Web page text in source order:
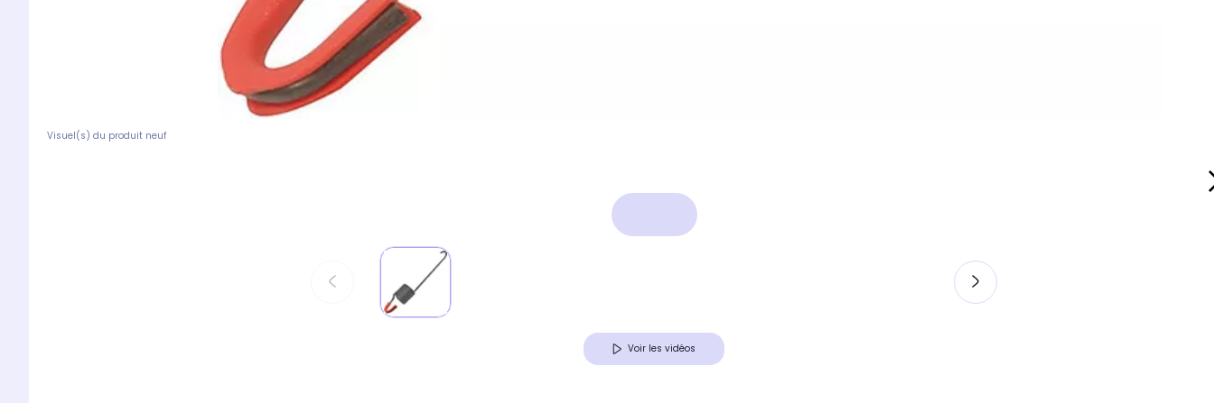
Visuel(s) du produit neuf
Voir les vidéos